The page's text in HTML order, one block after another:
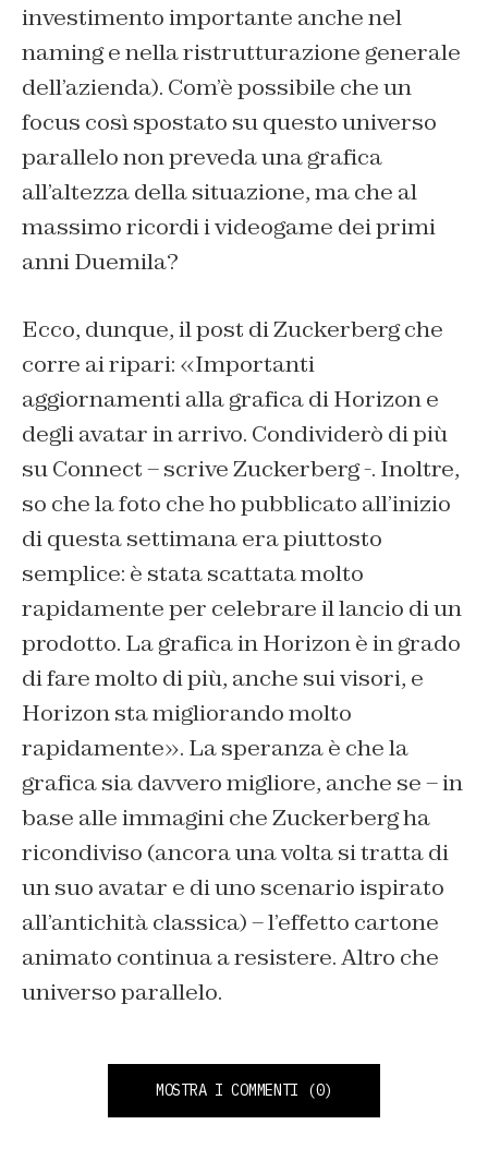
investimento importante anche nel
naming e nella ristrutturazione generale
dell’azienda). Com’è possibile che un
focus così spostato su questo universo
parallelo non preveda una grafica
all’altezza della situazione, ma che al
massimo ricordi i videogame dei primi
anni Duemila?
Ecco, dunque, il post di Zuckerberg che
corre ai ripari: «Importanti
aggiornamenti alla grafica di Horizon e
degli avatar in arrivo. Condividerò di più
su Connect – scrive Zuckerberg -. Inoltre,
so che la foto che ho pubblicato all’inizio
di questa settimana era piuttosto
semplice: è stata scattata molto
rapidamente per celebrare il lancio di un
prodotto. La grafica in Horizon è in grado
di fare molto di più, anche sui visori, e
Horizon sta migliorando molto
rapidamente». La speranza è che la
grafica sia davvero migliore, anche se – in
base alle immagini che Zuckerberg ha
ricondiviso (ancora una volta si tratta di
un suo avatar e di uno scenario ispirato
all’antichità classica) – l’effetto cartone
animato continua a resistere. Altro che
universo parallelo.
MOSTRA I COMMENTI (0)